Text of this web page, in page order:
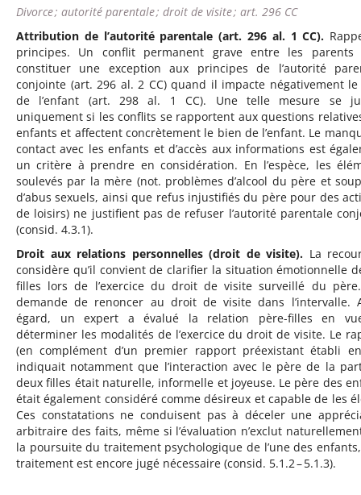
Divorce ; autorité parentale ; droit de visite ; art. 296 CC
Attribution de l’autorité parentale (art. 296 al. 1 CC).
principes. Un conflit permanent grave entre les parents
constituer une exception aux principes de l’autorité
conjointe (art. 296 al. 2 CC) quand il impacte négativement
de l’enfant (art. 298 al. 1 CC). Une telle mesure se
uniquement si les conflits se rapportent aux questions
enfants et affectent concrètement le bien de l’enfant. Le
contact avec les enfants et d’accès aux informations est
un critère à prendre en considération. En l’espèce, les
soulevés par la mère (not. problèmes d’alcool du père et
d’abus sexuels, ainsi que refus injustifiés du père pour des
de loisirs) ne justifient pas de refuser l’autorité parentale
(consid. 4.3.1).
Droit aux relations personnelles (droit de visite). La
considère qu’il convient de clarifier la situation émotionnelle
filles lors de l’exercice du droit de visite surveillé du
demande de renoncer au droit de visite dans l’intervalle.
égard, un expert a évalué la relation père-filles en
déterminer les modalités de l’exercice du droit de visite. Le
(en complément d’un premier rapport préexistant établi
indiquait notamment que l’interaction avec le père de la
deux filles était naturelle, informelle et joyeuse. Le père des
était également considéré comme désireux et capable de les
Ces constatations ne conduisent pas à déceler une
arbitraire des faits, même si l’évaluation n’exclut
la poursuite du traitement psychologique de l’une des
traitement est encore jugé nécessaire (consid. 5.1.2 – 5.1.3).